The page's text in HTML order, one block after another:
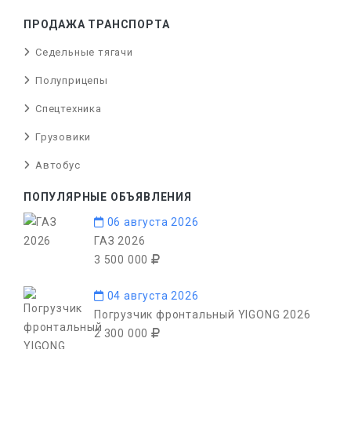
ПРОДАЖА ТРАНСПОРТА
Седельные тягачи
Полуприцепы
Спецтехника
Грузовики
Автобус
ПОПУЛЯРНЫЕ ОБЪЯВЛЕНИЯ
06 августа 2026
ГАЗ 2026
3 500 000
04 августа 2026
Погрузчик фронтальный YIGONG 2026
2 300 000